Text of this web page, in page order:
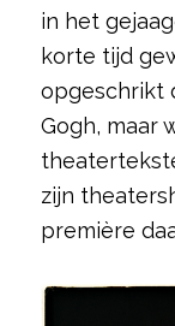
in het
korte tijd
opgeschrikt
Gogh, maar
zijn
première